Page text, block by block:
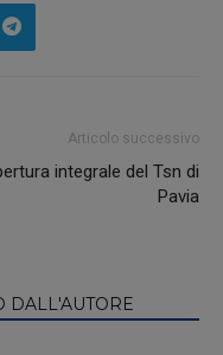
Articolo successivo
integrale del Tsn di
Pavia
DALL'AUTORE